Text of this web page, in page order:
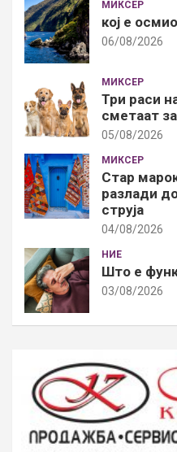
МИКСЕР
кој е
06/08/2026
МИКСЕР
Три раси
сметаат
05/08/2026
МИКСЕР
Стар
разлади
струја
04/08/2026
НИЕ
Што е
03/08/2026